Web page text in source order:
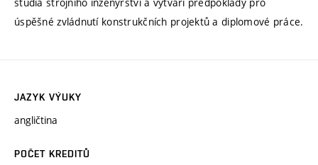
úspěšné zvládnutí konstrukčních projektů a diplomové práce.
JAZYK VÝUKY
angličtina
POČET KREDITŮ